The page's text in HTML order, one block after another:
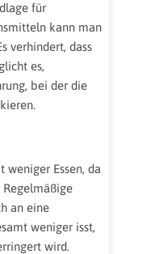
für
kann man
verhindert, dass
es,
bei der die
Essen, da
an eine
weniger isst,
wird.